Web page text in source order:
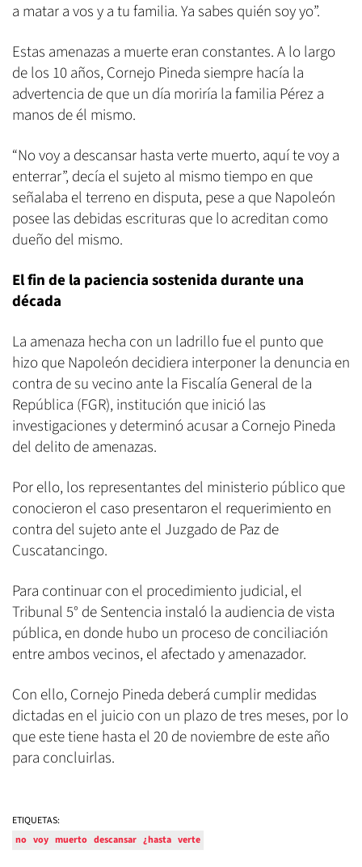
a matar a vos y a tu familia. Ya sabes quién soy yo”.
Estas amenazas a muerte eran constantes. A lo largo
de los 10 años, Cornejo Pineda siempre hacía la
advertencia de que un día moriría la familia Pérez a
manos de él mismo.
“No voy a descansar hasta verte muerto, aquí te voy a
enterrar”, decía el sujeto al mismo tiempo en que
señalaba el terreno en disputa, pese a que Napoleón
posee las debidas escrituras que lo acreditan como
dueño del mismo.
El fin de la paciencia sostenida durante una
década
La amenaza hecha con un ladrillo fue el punto que
hizo que Napoleón decidiera interponer la denuncia en
contra de su vecino ante la Fiscalía General de la
República (FGR), institución que inició las
investigaciones y determinó acusar a Cornejo Pineda
del delito de amenazas.
Por ello, los representantes del ministerio público que
conocieron el caso presentaron el requerimiento en
contra del sujeto ante el Juzgado de Paz de
Cuscatancingo.
Para continuar con el procedimiento judicial, el
Tribunal 5° de Sentencia instaló la audiencia de vista
pública, en donde hubo un proceso de conciliación
entre ambos vecinos, el afectado y amenazador.
Con ello, Cornejo Pineda deberá cumplir medidas
dictadas en el juicio con un plazo de tres meses, por lo
que este tiene hasta el 20 de noviembre de este año
para concluirlas.
ETIQUETAS:
no voy muerto descansar ¿hasta verte